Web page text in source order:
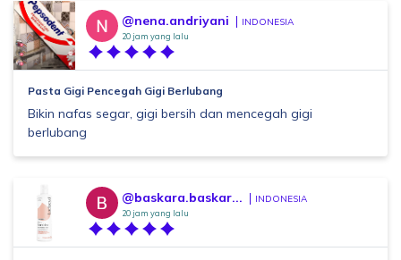
@nena.andriyani INDONESIA
20 jam yang lalu
Pasta Gigi Pencegah Gigi Berlubang
Bikin nafas segar, gigi bersih dan mencegah gigi
berlubang
@baskara.baskar... INDONESIA
20 jam yang lalu